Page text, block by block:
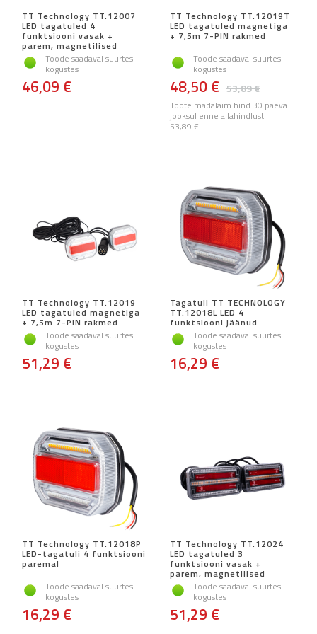
TT Technology TT.12007
LED tagatuled 4
funktsiooni vasak +
parem, magnetilised
Toode saadaval suurtes
kogustes
46,09 €
TT Technology TT.12019T
LED tagatuled magnetiga
+ 7,5m 7-PIN rakmed
Toode saadaval suurtes
kogustes
53,89 €
48,50 €
Toote madalaim hind 30 päeva
jooksul enne allahindlust:
53,89 €
TT Technology TT.12019
LED tagatuled magnetiga
+ 7,5m 7-PIN rakmed
Toode saadaval suurtes
kogustes
51,29 €
Tagatuli TT TECHNOLOGY
TT.12018L LED 4
funktsiooni jäänud
Toode saadaval suurtes
kogustes
16,29 €
TT Technology TT.12018P
LED-tagatuli 4 funktsiooni
paremal
Toode saadaval suurtes
kogustes
16,29 €
TT Technology TT.12024
LED tagatuled 3
funktsiooni vasak +
parem, magnetilised
Toode saadaval suurtes
kogustes
51,29 €